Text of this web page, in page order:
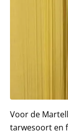
Voor de
tarwesoort en